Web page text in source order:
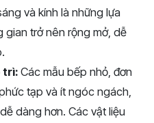
và kính là những lựa
gian trở nên rộng mở, dễ
trì: Các mẫu bếp nhỏ, đơn
tạp và ít ngóc ngách,
dàng hơn. Các vật liệu